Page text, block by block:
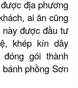
địa phương
ai ăn cũng
được đầu tư
khép kín dây
gói thành
phồng Sơn